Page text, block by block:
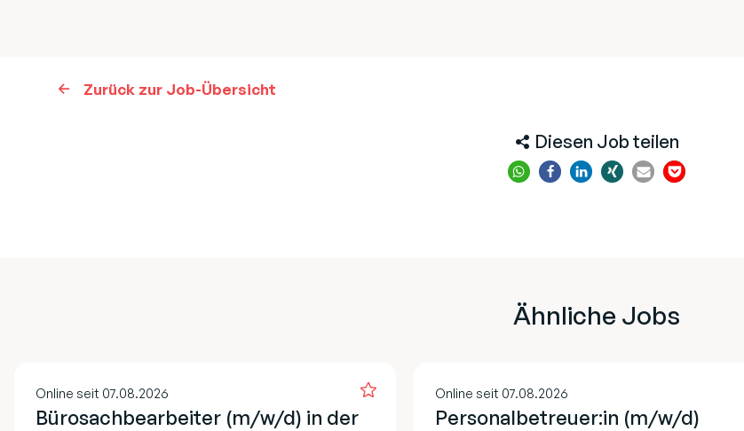
Zurück zur Job-Übersicht
Diesen Job teilen
Ähnliche Jobs
Online seit 07.08.2026
Bürosachbearbeiter (m/w/d) in der
Online seit 07.08.2026
Personalbetreuer:in (m/w/d)